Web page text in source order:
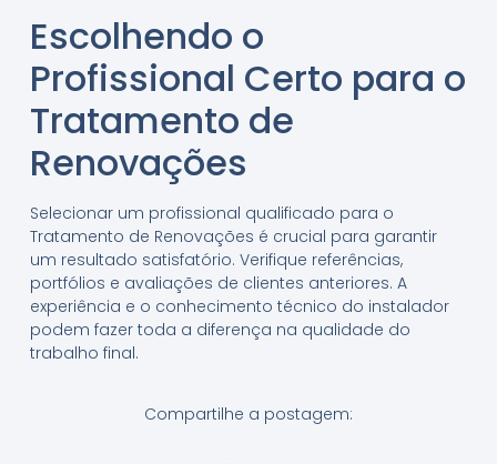
Escolhendo o
Profissional Certo para o
Tratamento de
Renovações
Selecionar um profissional qualificado para o
Tratamento de Renovações é crucial para garantir
um resultado satisfatório. Verifique referências,
portfólios e avaliações de clientes anteriores. A
experiência e o conhecimento técnico do instalador
podem fazer toda a diferença na qualidade do
trabalho final.
Compartilhe a postagem: